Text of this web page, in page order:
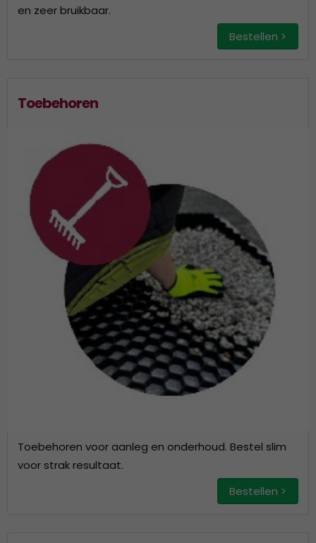
en zeer bruikbaar.
Bestellen >
Toebehoren
Toebehoren voor aanleg en onderhoud. Bestel slim
voor strak resultaat.
Bestellen >